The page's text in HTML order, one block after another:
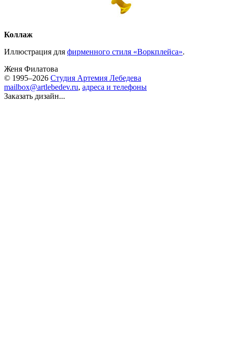
Коллаж
Иллюстрация для фирменного стиля «Воркплейса».
Женя Филатова
© 1995–2026 Студия Артемия Лебедева
mailbox@artlebedev.ru, адреса и телефоны
Заказать дизайн...